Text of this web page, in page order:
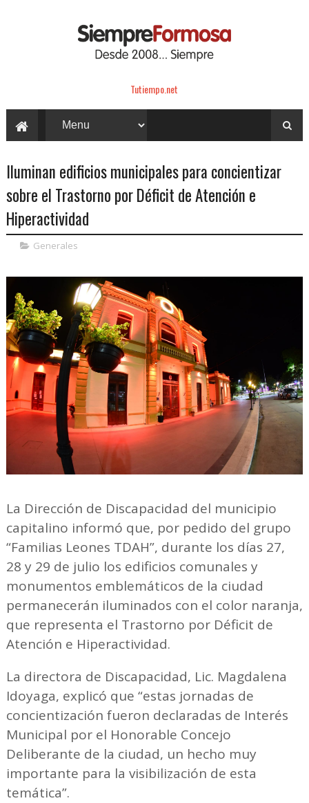
Tutiempo.net
Iluminan edificios municipales para concientizar
sobre el Trastorno por Déficit de Atención e
Hiperactividad
Generales
La Dirección de Discapacidad del municipio
capitalino informó que, por pedido del grupo
“Familias Leones TDAH”, durante los días 27,
28 y 29 de julio los edificios comunales y
monumentos emblemáticos de la ciudad
permanecerán iluminados con el color naranja,
que representa el Trastorno por Déficit de
Atención e Hiperactividad.
La directora de Discapacidad, Lic. Magdalena
Idoyaga, explicó que “estas jornadas de
concientización fueron declaradas de Interés
Municipal por el Honorable Concejo
Deliberante de la ciudad, un hecho muy
importante para la visibilización de esta
temática”.